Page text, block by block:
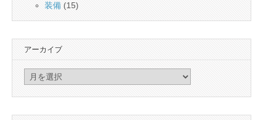
装備 (15)
アーカイブ
イ